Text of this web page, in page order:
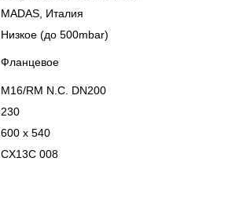
MADAS, Италия
Низкое (до 500mbar)
Фланцевое
M16/RM N.C. DN200
230
600 х 540
CX13C 008